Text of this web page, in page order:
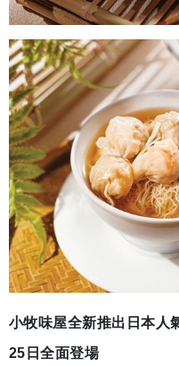
小牧味屋全新推出日本人
25日全面登場